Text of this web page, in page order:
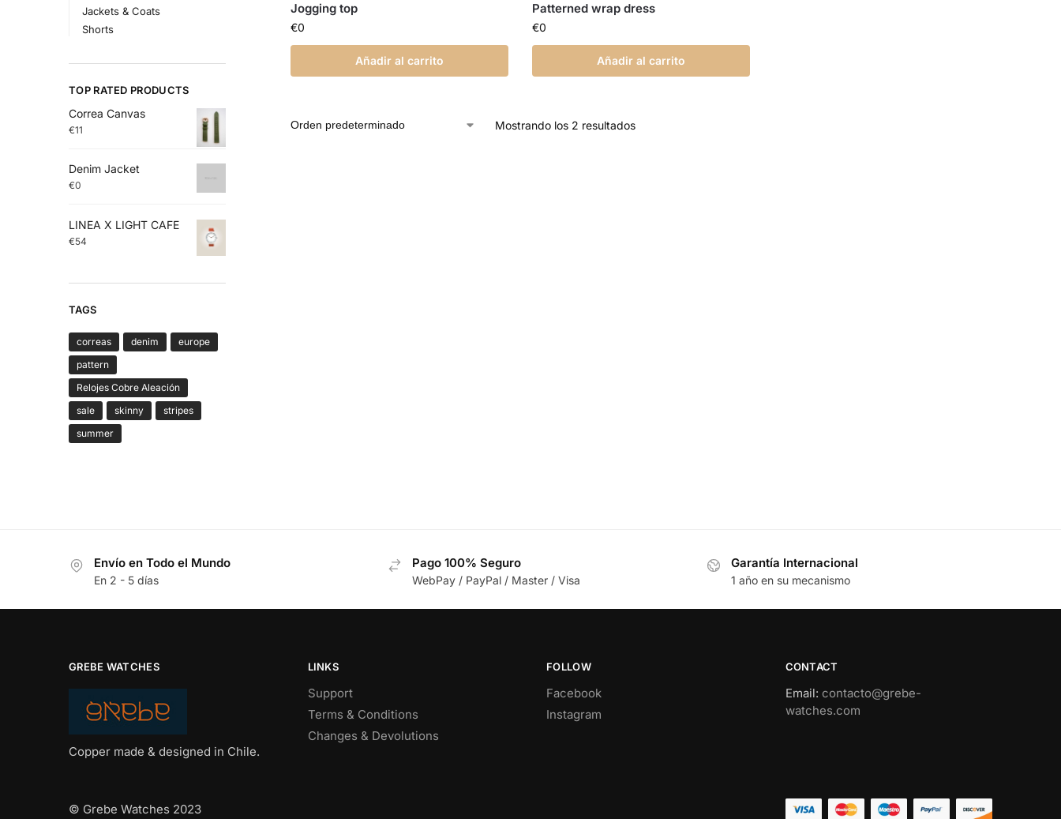
Jogging top
€0
Añadir al carrito
Patterned wrap dress
€0
Añadir al carrito
Mostrando los 2 resultados
Jackets & Coats
Shorts
TOP RATED PRODUCTS
Correa Canvas
€11
Denim Jacket
€0
LINEA X LIGHT CAFE
€54
TAGS
correas denim
europe
pattern
Relojes Cobre Aleación
sale
skinny
stripes
summer
Envío en Todo el Mundo
En 2 - 5 días
Pago 100% Seguro
WebPay / PayPal / Master / Visa
Garantía Internacional
1 año en su mecanismo
GREBE WATCHES
Copper made & designed in Chile.
LINKS
Support
Terms & Conditions
Changes & Devolutions
FOLLOW
Facebook
Instagram
CONTACT
Email: contacto@grebe-
watches.com
© Grebe Watches 2023